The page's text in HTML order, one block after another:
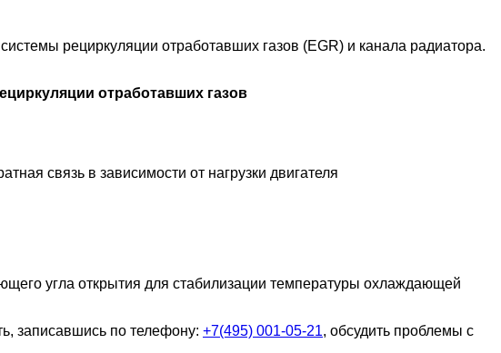
рециркуляции отработавших газов (EGR) и канала радиатора.
отработавших газов
связь в зависимости от нагрузки двигателя
угла открытия для стабилизации температуры охлаждающей
записавшись по телефону: +7(495) 001-05-21, обсудить проблемы с